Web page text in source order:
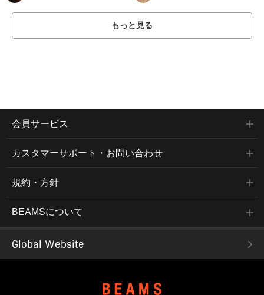
もっと見る
会員サービス
カスタマーサポート・お問い合わせ
規約・方針
BEAMSについて
Global Website